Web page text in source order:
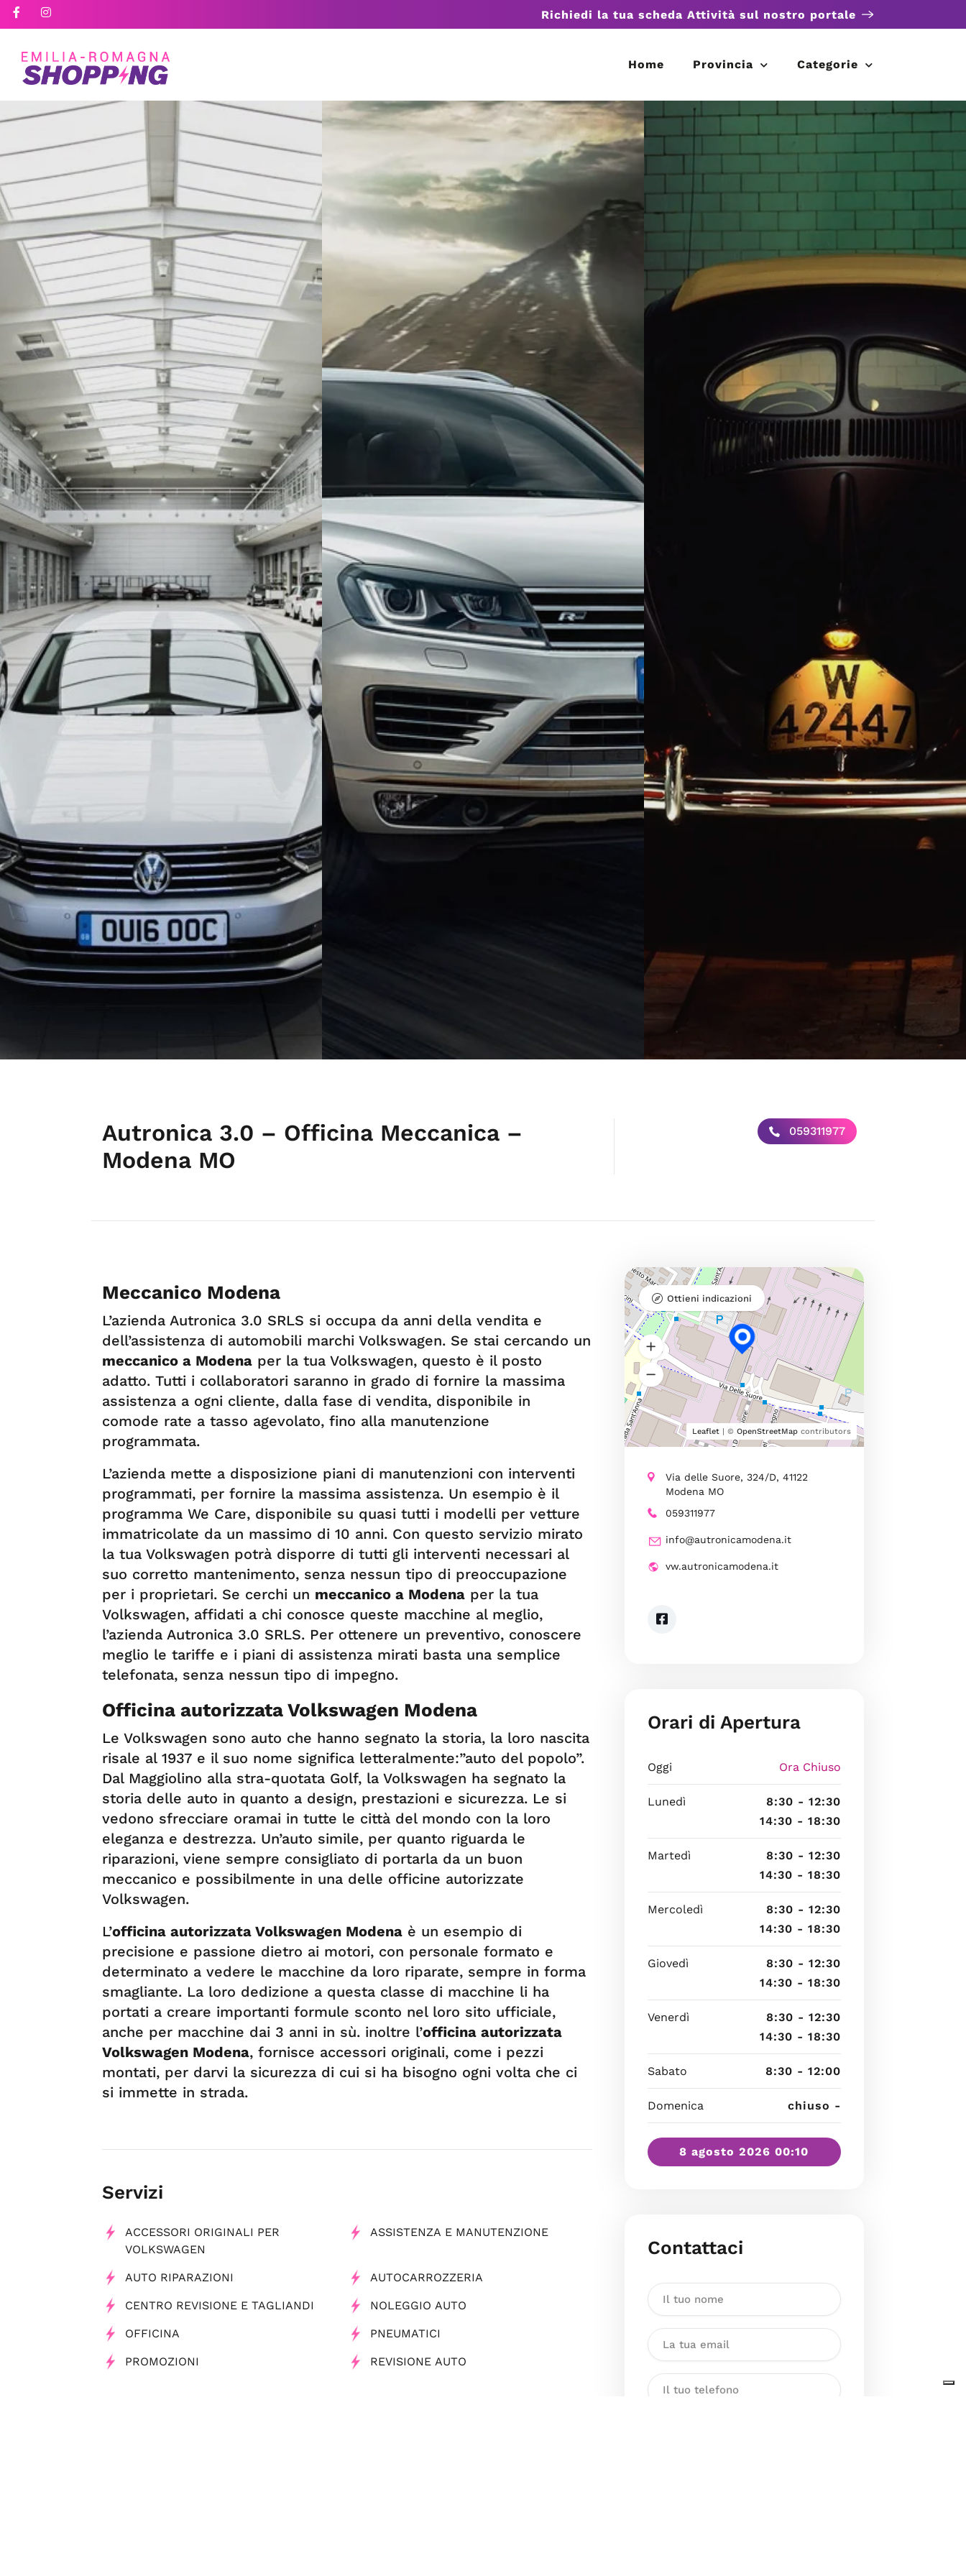
Richiedi la tua scheda Attività sul nostro portale
Home Provincia Categorie
Autronica 3.0 – Officina Meccanica –
Modena MO
059311977
Meccanico Modena
L’azienda Autronica 3.0 SRLS si occupa da anni della vendita e
dell’assistenza di automobili marchi Volkswagen. Se stai cercando un
meccanico a Modena per la tua Volkswagen, questo è il posto
adatto. Tutti i collaboratori saranno in grado di fornire la massima
assistenza a ogni cliente, dalla fase di vendita, disponibile in
comode rate a tasso agevolato, fino alla manutenzione
programmata.
L’azienda mette a disposizione piani di manutenzioni con interventi
programmati, per fornire la massima assistenza. Un esempio è il
programma We Care, disponibile su quasi tutti i modelli per vetture
immatricolate da un massimo di 10 anni. Con questo servizio mirato
la tua Volkswagen potrà disporre di tutti gli interventi necessari al
suo corretto mantenimento, senza nessun tipo di preoccupazione
per i proprietari. Se cerchi un meccanico a Modena per la tua
Volkswagen, affidati a chi conosce queste macchine al meglio,
l’azienda Autronica 3.0 SRLS. Per ottenere un preventivo, conoscere
meglio le tariffe e i piani di assistenza mirati basta una semplice
telefonata, senza nessun tipo di impegno.
Officina autorizzata Volkswagen Modena
Le Volkswagen sono auto che hanno segnato la storia, la loro nascita
risale al 1937 e il suo nome significa letteralmente:”auto del popolo”.
Dal Maggiolino alla stra-quotata Golf, la Volkswagen ha segnato la
storia delle auto in quanto a design, prestazioni e sicurezza. Le si
vedono sfrecciare oramai in tutte le città del mondo con la loro
eleganza e destrezza. Un’auto simile, per quanto riguarda le
riparazioni, viene sempre consigliato di portarla da un buon
meccanico e possibilmente in una delle officine autorizzate
Volkswagen.
L’officina autorizzata Volkswagen Modena è un esempio di
precisione e passione dietro ai motori, con personale formato e
determinato a vedere le macchine da loro riparate, sempre in forma
smagliante. La loro dedizione a questa classe di macchine li ha
portati a creare importanti formule sconto nel loro sito ufficiale,
anche per macchine dai 3 anni in sù. inoltre l’officina autorizzata
Volkswagen Modena, fornisce accessori originali, come i pezzi
montati, per darvi la sicurezza di cui si ha bisogno ogni volta che ci
si immette in strada.
Servizi
ACCESSORI ORIGINALI PER
VOLKSWAGEN
ASSISTENZA E MANUTENZIONE
AUTO RIPARAZIONI AUTOCARROZZERIA
CENTRO REVISIONE E TAGLIANDI NOLEGGIO AUTO
OFFICINA PNEUMATICI
PROMOZIONI REVISIONE AUTO
Leaflet| © OpenStreetMapcontributors
Ottieni indicazioni
Via delle Suore, 324/D, 41122
Modena MO
059311977
info@autronicamodena.it
vw.autronicamodena.it
Orari di Apertura
Oggi Ora Chiuso
Lunedì
8:30 - 12:30
14:30 - 18:30
Martedì
8:30 - 12:30
14:30 - 18:30
Mercoledì
8:30 - 12:30
14:30 - 18:30
Giovedì
8:30 - 12:30
14:30 - 18:30
Venerdì
8:30 - 12:30
14:30 - 18:30
Sabato 8:30 - 12:00
Domenica chiuso -
8 agosto 2026 00:10
Contattaci